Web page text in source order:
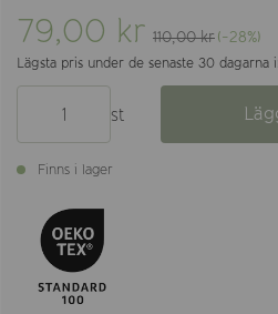
79,00 kr 110,00 kr(-28%)
Lägsta pris under de senaste 30 dagarna
st
Finns i lager